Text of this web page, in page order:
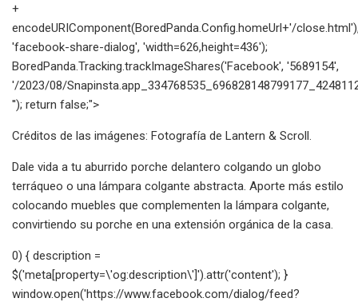
+
encodeURIComponent(BoredPanda.Config.homeUrl+'/
'facebook-share-dialog', 'width=626,height=436');
BoredPanda.Tracking.trackImageShares('Facebook', '5689154',
'/2023/08/
''); return false;">
Créditos de las imágenes: Fotografía de Lantern & Scroll.
Dale vida a tu aburrido porche delantero colgando un globo
terráqueo o una lámpara colgante abstracta. Aporte más estilo
colocando muebles que complementen la lámpara colgante,
convirtiendo su porche en una extensión orgánica de la casa.
0) { description =
$('meta[property=\'og:description\']').attr('content'); }
window.open('https://www.facebook.com/dialog/feed?